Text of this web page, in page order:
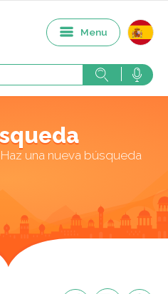
Menu
una nueva búsqueda